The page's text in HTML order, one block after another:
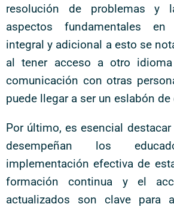
resolución de problemas y
aspectos fundamentales
integral y adicional a esto se
al tener acceso a otro
comunicación con otras
puede llegar a ser un eslabón
Por último, es esencial
desempeñan los
implementación efectiva de
formación continua y el
actualizados son clave para